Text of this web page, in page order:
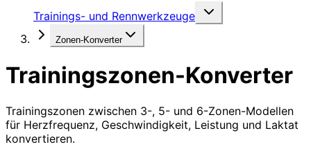
Trainings- und Rennwerkzeuge
Zonen-Konverter
Trainingszonen-Konverter
Trainingszonen zwischen 3-, 5- und 6-Zonen-Modellen
für Herzfrequenz, Geschwindigkeit, Leistung und Laktat
konvertieren.